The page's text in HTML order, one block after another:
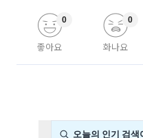
좋아요
0
화나요
0